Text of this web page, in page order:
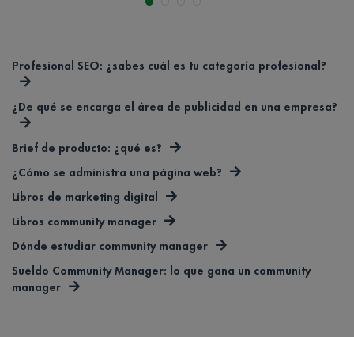
Profesional SEO: ¿sabes cuál es tu categoría profesional?
¿De qué se encarga el área de publicidad en una empresa?
Brief de producto: ¿qué es?
¿Cómo se administra una página web?
Libros de marketing digital
Libros community manager
Dónde estudiar community manager
Sueldo Community Manager: lo que gana un community
manager